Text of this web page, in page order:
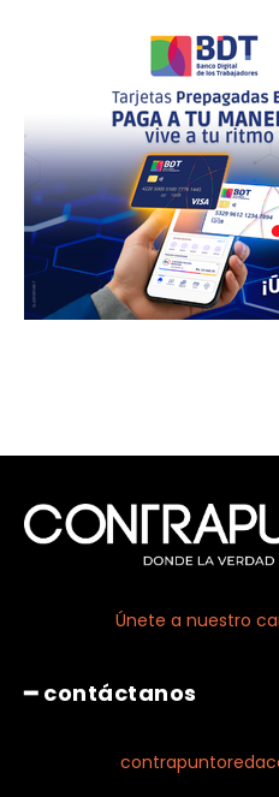
Únete a nuestro
━ contáctanos